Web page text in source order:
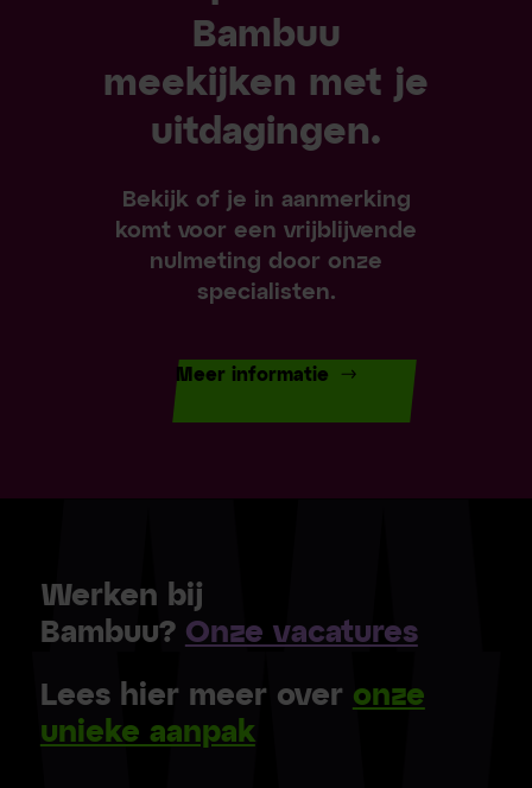
Bambuu
meekijken met je
uitdagingen.
Bekijk of je in aanmerking
komt voor een vrijblijvende
nulmeting door onze
specialisten.
Meer informatie
Werken bij
Bambuu? Onze vacatures
Lees hier meer over onze
unieke aanpak